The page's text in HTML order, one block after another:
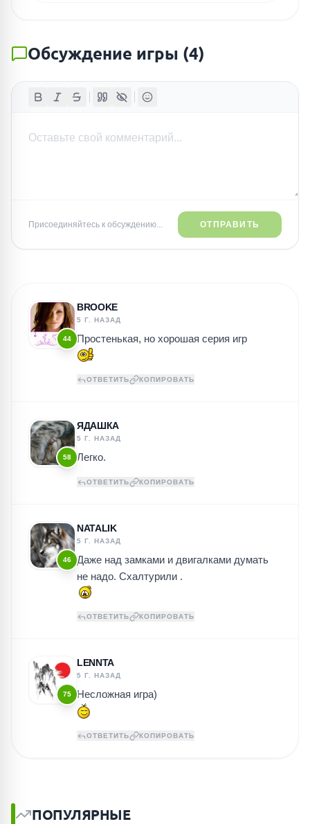
Обсуждение игры (4)
Присоединяйтесь к обсуждению... ОТПРАВИТЬ
44
BROOKE
5 Г. НАЗАД
Простенькая, но хорошая серия игр
ОТВЕТИТЬ КОПИРОВАТЬ
58
ЯДАШКА
5 Г. НАЗАД
Легко.
ОТВЕТИТЬ КОПИРОВАТЬ
46
NATALIK
5 Г. НАЗАД
Даже над замками и двигалками думать
не надо. Схалтурили .
ОТВЕТИТЬ КОПИРОВАТЬ
75
LENNTA
5 Г. НАЗАД
Несложная игра)
ОТВЕТИТЬ КОПИРОВАТЬ
ПОПУЛЯРНЫЕ